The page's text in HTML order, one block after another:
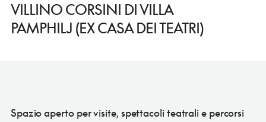
VILLINO CORSINI DI VILLA
PAMPHILJ (EX CASA DEI TEATRI)
Spazio aperto per visite, spettacoli teatrali e percorsi